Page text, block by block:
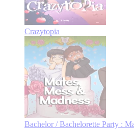
Crazytopia
Bachelor / Bachelorette Party :